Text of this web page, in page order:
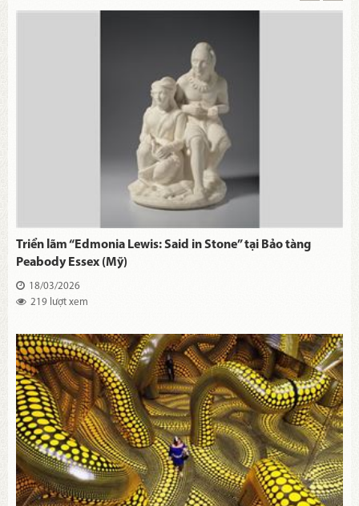
Triển lãm “Edmonia Lewis: Said in Stone” tại Bảo tàng
Peabody Essex (Mỹ)
18/03/2026
219 lượt xem